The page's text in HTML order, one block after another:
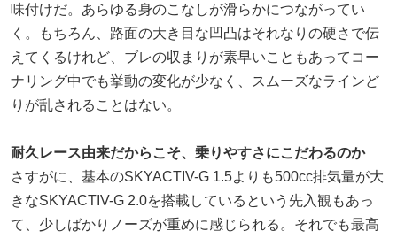
味付けだ。あらゆる身のこなしが滑らかにつながってい
く。もちろん、路面の大き目な凹凸はそれなりの硬さで伝
えてくるけれど、ブレの収まりが素早いこともあってコー
ナリング中でも挙動の変化が少なく、スムーズなラインど
りが乱されることはない。
耐久レース由来だからこそ、乗りやすさにこだわるのか
さすがに、基本のSKYACTIV-G 1.5よりも500cc排気量が大
きなSKYACTIV-G 2.0を搭載しているという先入観もあっ
て、少しばかりノーズが重めに感じられる。それでも最高